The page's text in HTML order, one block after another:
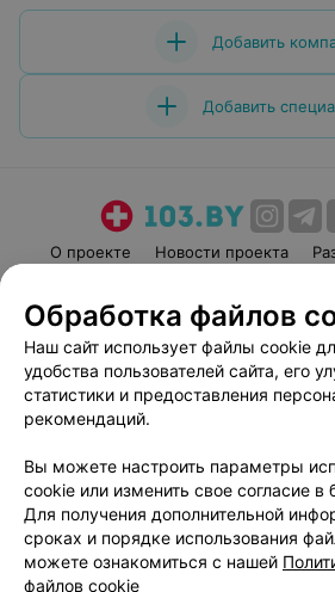
Добавить
Добавить
О проекте Новости проекта
Пользовательское соглашение
Вакансии
Написать руководителю
Обработка
Обработка файлов
Наш сайт использует файлы cookie
удобства пользователей сайта, его
статистики и предоставления
рекомендаций.
Вы можете настроить параметры
cookie или изменить свое согласие в
Для получения дополнительной
сроках и порядке использования
можете ознакомиться с нашей
файлов cookie